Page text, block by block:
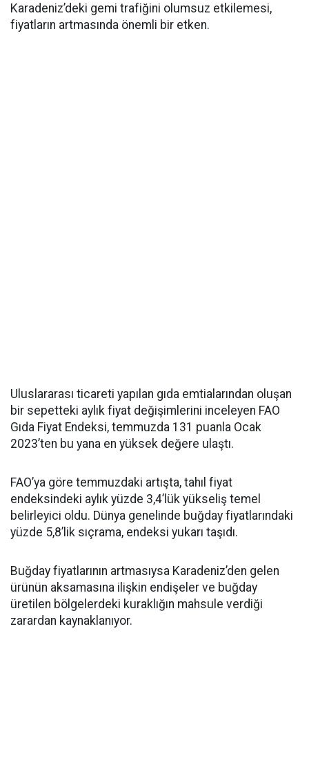
Karadeniz’deki gemi trafiğini olumsuz etkilemesi,
fiyatların artmasında önemli bir etken.
Uluslararası ticareti yapılan gıda emtialarından oluşan
bir sepetteki aylık fiyat değişimlerini inceleyen FAO
Gıda Fiyat Endeksi, temmuzda 131 puanla Ocak
2023’ten bu yana en yüksek değere ulaştı.
FAO’ya göre temmuzdaki artışta, tahıl fiyat
endeksindeki aylık yüzde 3,4’lük yükseliş temel
belirleyici oldu. Dünya genelinde buğday fiyatlarındaki
yüzde 5,8’lik sıçrama, endeksi yukarı taşıdı.
Buğday fiyatlarının artmasıysa Karadeniz’den gelen
ürünün aksamasına ilişkin endişeler ve buğday
üretilen bölgelerdeki kuraklığın mahsule verdiği
zarardan kaynaklanıyor.